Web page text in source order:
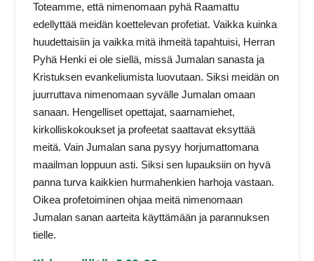
Toteamme, että nimenomaan pyhä Raamattu
edellyttää meidän koettelevan profetiat. Vaikka kuinka
huudettaisiin ja vaikka mitä ihmeitä tapahtuisi, Herran
Pyhä Henki ei ole siellä, missä Jumalan sanasta ja
Kristuksen evankeliumista luovutaan. Siksi meidän on
juurruttava nimenomaan syvälle Jumalan omaan
sanaan. Hengelliset opettajat, saarnamiehet,
kirkolliskokoukset ja profeetat saattavat eksyttää
meitä. Vain Jumalan sana pysyy horjumattomana
maailman loppuun asti. Siksi sen lupauksiin on hyvä
panna turva kaikkien hurmahenkien harhoja vastaan.
Oikea profetoiminen ohjaa meitä nimenomaan
Jumalan sanan aarteita käyttämään ja parannuksen
tielle.